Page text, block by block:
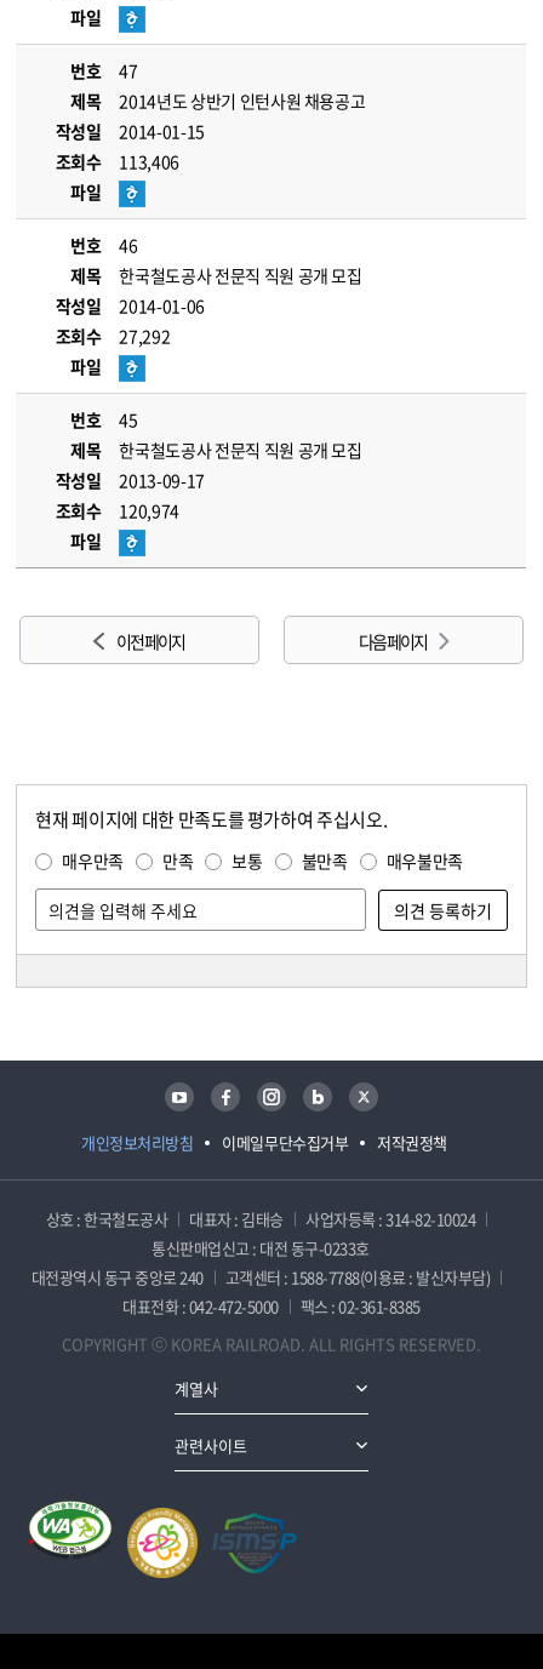
파일
번호
47
제목
2014년도 상반기 인턴사원 채용공고
작성일
2014-01-15
조회수
113,406
파일
번호
46
제목
한국철도공사 전문직 직원 공개 모집
작성일
2014-01-06
조회수
27,292
파일
번호
45
제목
한국철도공사 전문직 직원 공개 모집
작성일
2013-09-17
조회수
120,974
파일
이전 페이지 다음 페이지
현재 페이지에 대한 만족도를 평가하여 주십시오.
매우만족 만족 보통 불만족 매우불만족
개인정보처리방침 이메일무단수집거부 저작권정책
유튜브 페이스북 인스타그램 블로그 트위터
상호 : 한국철도공사 대표자 : 김태승
사업자등록 : 314-82-10024
통신판매업신고 : 대전 동구-0233호
대전광역시 동구 중앙로 240
고객센터 : 1588-7788(이용료 : 발신자부담)
대표전화 : 042-472-5000
팩스 : 02-361-8385
COPYRIGHT ⓒ KOREA RAILROAD. ALL RIGHTS RESERVED.
계열사
관련사이트